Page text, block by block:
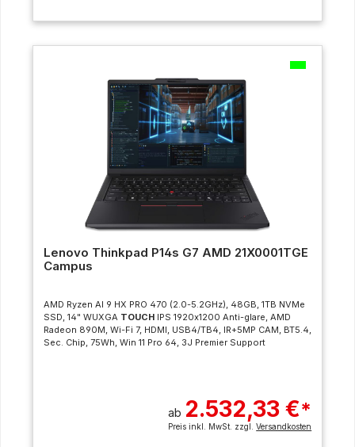
Lenovo Thinkpad P14s G7 AMD 21X0001TGE
Campus
AMD Ryzen AI 9 HX PRO 470 (2.0-5.2GHz), 48GB, 1TB NVMe
SSD, 14" WUXGA TOUCH IPS 1920x1200 Anti-glare, AMD
Radeon 890M, Wi-Fi 7, HDMI, USB4/TB4, IR+5MP CAM, BT5.4,
Sec. Chip, 75Wh, Win 11 Pro 64, 3J Premier Support
ab 2.532,33 €*
Preis inkl. MwSt. zzgl.Versandkosten